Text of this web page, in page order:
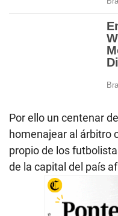
Por ello un centenar
homenajear al árbitro
propio de los
de la capital del país